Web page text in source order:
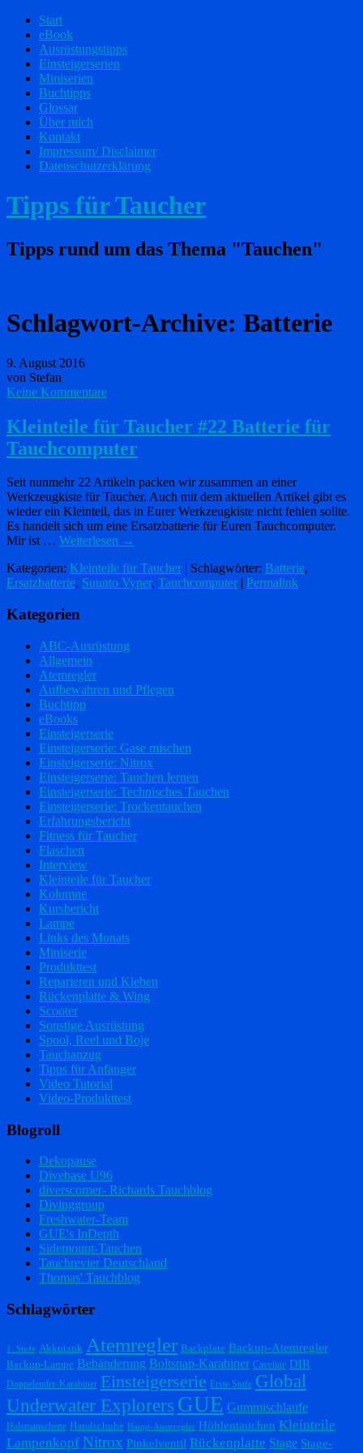
Start
eBook
Ausrüstungstipps
Einsteigerserien
Miniserien
Buchtipps
Glossar
Über mich
Kontakt
Impressum/ Disclaimer
Datenschutzerklärung
Tipps für Taucher
Tipps rund um das Thema "Tauchen"
Schlagwort-Archive: Batterie
9. August 2016
von Stefan
Keine Kommentare
Kleinteile für Taucher #22 Batterie für
Tauchcomputer
Seit nunmehr 22 Artikeln packen wir zusammen an einer
Werkzeugkiste für Taucher. Auch mit dem aktuellen Artikel gibt es
wieder ein Kleinteil, das in Eurer Werkzeugkiste nicht fehlen sollte.
Es handelt sich um eine Ersatzbatterie für Euren Tauchcomputer.
Mir ist … Weiterlesen →
Kategorien: Kleinteile für Taucher | Schlagwörter: Batterie,
Ersatzbatterie, Suunto Vyper, Tauchcomputer Permalink
Kategorien
ABC-Ausrüstung
Allgemein
Atemregler
Aufbewahren und Pflegen
Buchtipp
eBooks
Einsteigerserie
Einsteigerserie: Gase mischen
Einsteigerserie: Nitrox
Einsteigerserie: Tauchen lernen
Einsteigerserie: Technisches Tauchen
Einsteigerserie: Trockentauchen
Erfahrungsbericht
Fitness für Taucher
Flaschen
Interview
Kleinteile für Taucher
Kolumne
Kursbericht
Lampe
Links des Monats
Miniserie
Produkttest
Reparieren und Kleben
Rückenplatte & Wing
Scooter
Sonstige Ausrüstung
Spool, Reel und Boje
Tauchanzug
Tipps für Anfänger
Video Tutorial
Video-Produkttest
Blogroll
Dekopause
Divebase U96
diverscorner- Richards Tauchblog
Divinggroup
Freshwater-Team
GUE's InDepth
Sidemount-Tauchen
Tauchrevier Deutschland
Thomas' Tauchblog
Schlagwörter
1. Stufe Akkutank Atemregler Backplate Backup-Atemregler
Backup-Lampe Bebänderung Boltsnap-Karabiner Caveline DIR
Doppelender-Karabiner Einsteigerserie Erste Stufe Global
Underwater Explorers GUE Gummischlaufe
Halsmanschette Handschuhe Haupt-Atemregler Höhlentauchen Kleinteile
Lampenkopf Nitrox Pinkelventil Rückenplatte Stage Stage-